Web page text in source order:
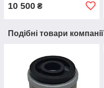
10 500 ₴
Подібні товари компанії